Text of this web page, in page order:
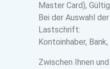
Master Card),
Bei der Auswahl
Lastschrift:
Kontoinhaber,
Zwischen Ihnen